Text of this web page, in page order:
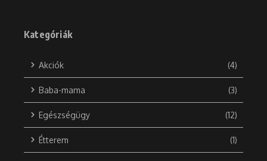
Kategóriák
Akciók (4)
Baba-mama (3)
Egészségügy (12)
Étterem (1)